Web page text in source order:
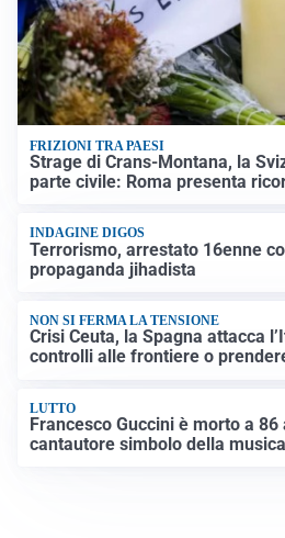
FRIZIONI TRA PAESI
Strage di Crans-Montana, la
parte civile: Roma presenta
INDAGINE DIGOS
Terrorismo, arrestato 16enne
propaganda jihadista
NON SI FERMA LA TENSIONE
Crisi Ceuta, la Spagna attacca
controlli alle frontiere o
LUTTO
Francesco Guccini è morto a
cantautore simbolo della